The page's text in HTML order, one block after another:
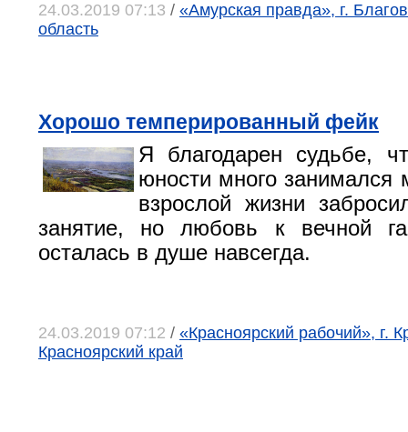
24.03.2019 07:13 / «Амурская правда», г.
область
Хорошо темперированный фейк
Я благодарен судьбе,
юности много занимался
взрослой жизни
занятие, но любовь к вечной
осталась в душе навсегда.
24.03.2019 07:12 / «Красноярский рабочий», г.
Красноярский край